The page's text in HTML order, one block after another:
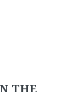
THE